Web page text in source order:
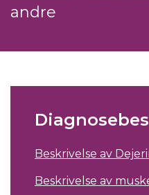
andre
Beskrivelse av
Beskrivelse av